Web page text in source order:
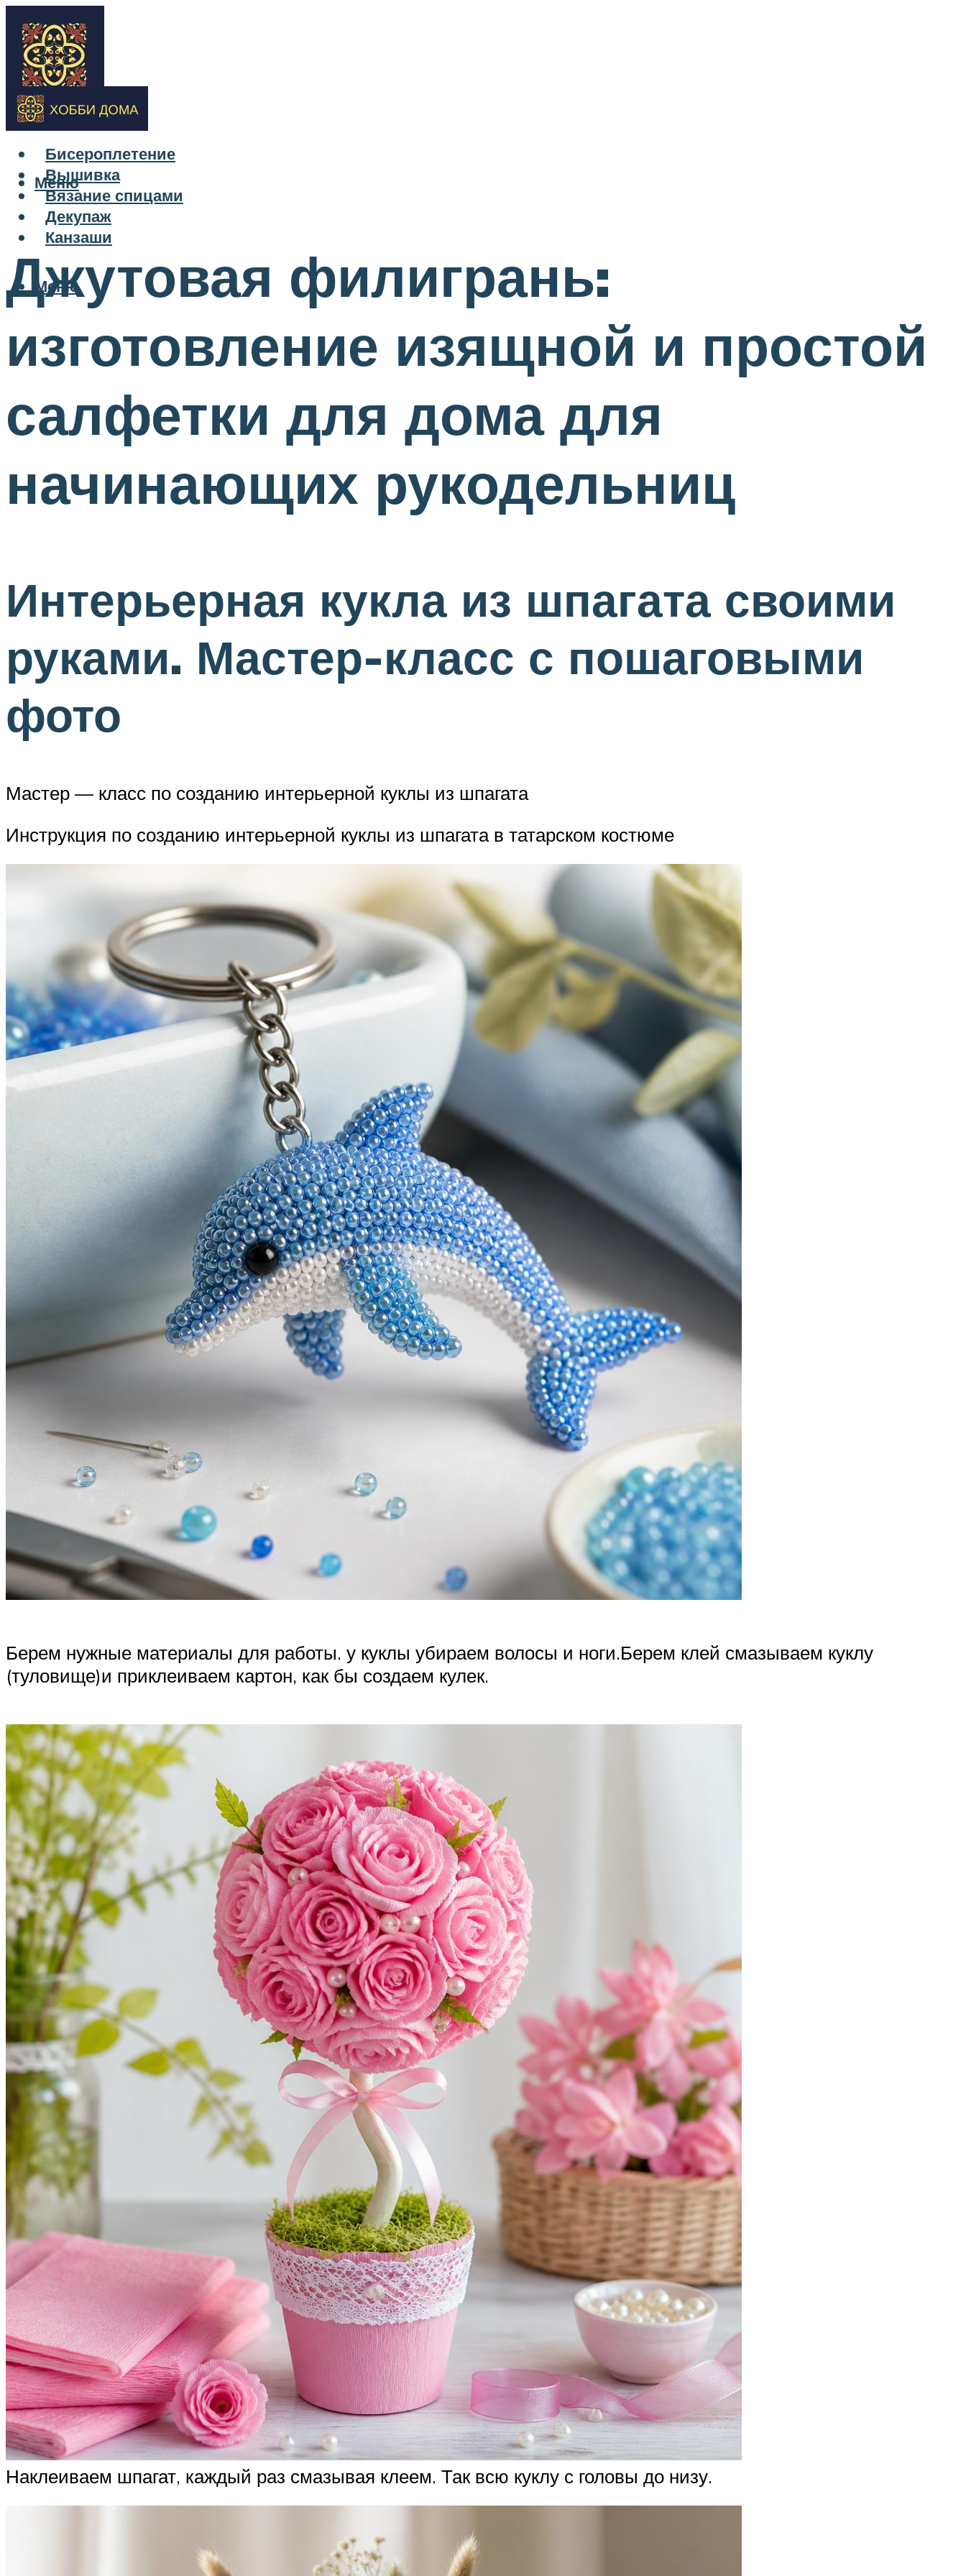
Бисероплетение
Вышивка
Вязание спицами
Декупаж
Канзаши
Меню
Меню
Джутовая филигрань:
изготовление изящной и простой
салфетки для дома для
начинающих рукодельниц
Интерьерная кукла из шпагата своими
руками. Мастер-класс с пошаговыми
фото
Мастер — класс по созданию интерьерной куклы из шпагата
Инструкция по созданию интерьерной куклы из шпагата в татарском костюме
Берем нужные материалы для работы. у куклы убираем волосы и ноги.Берем клей смазываем куклу
(туловище)и приклеиваем картон, как бы создаем кулек.
Наклеиваем шпагат, каждый раз смазывая клеем. Так всю куклу с головы до низу.